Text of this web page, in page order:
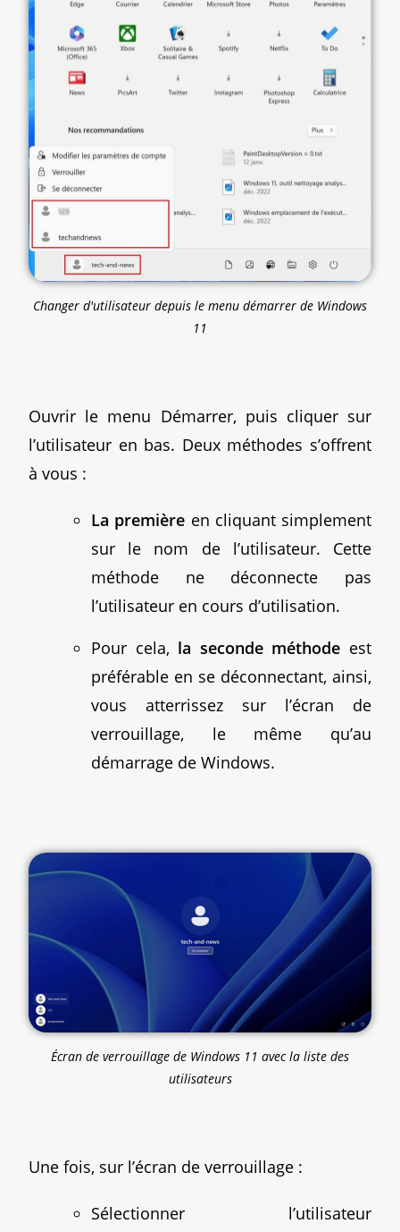
Changer d'utilisateur depuis le menu démarrer de Windows
11
Ouvrir le menu Démarrer, puis cliquer sur
l’utilisateur en bas. Deux méthodes s’offrent
à vous :
La première en cliquant simplement
sur le nom de l’utilisateur. Cette
méthode ne déconnecte pas
l’utilisateur en cours d’utilisation.
Pour cela, la seconde méthode est
préférable en se déconnectant, ainsi,
vous atterrissez sur l’écran de
verrouillage, le même qu’au
démarrage de Windows.
Écran de verrouillage de Windows 11 avec la liste des
utilisateurs
Une fois, sur l’écran de verrouillage :
Sélectionner l’utilisateur